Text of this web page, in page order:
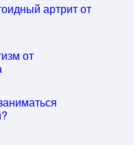
артрит от
от